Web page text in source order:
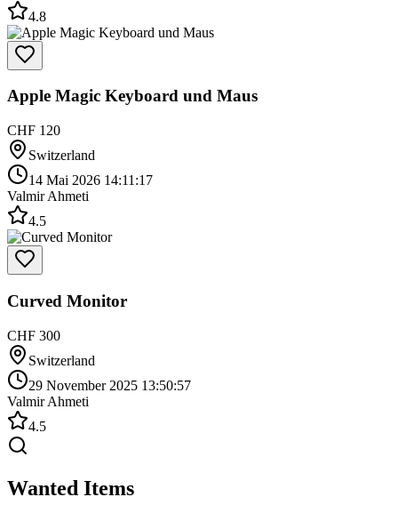
4.8
Apple Magic Keyboard und Maus
CHF 120
Switzerland
14 Mai 2026 14:11:17
Valmir Ahmeti
4.5
Curved Monitor
CHF 300
Switzerland
29 November 2025 13:50:57
Valmir Ahmeti
4.5
Wanted Items